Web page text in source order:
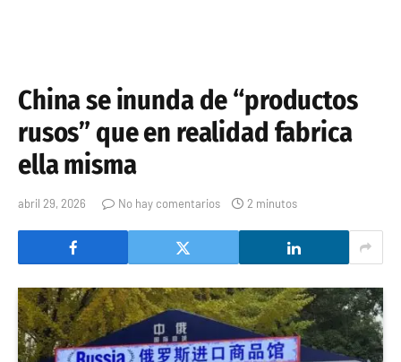
China se inunda de “productos
rusos” que en realidad fabrica
ella misma
abril 29, 2026 No hay comentarios 2 minutos